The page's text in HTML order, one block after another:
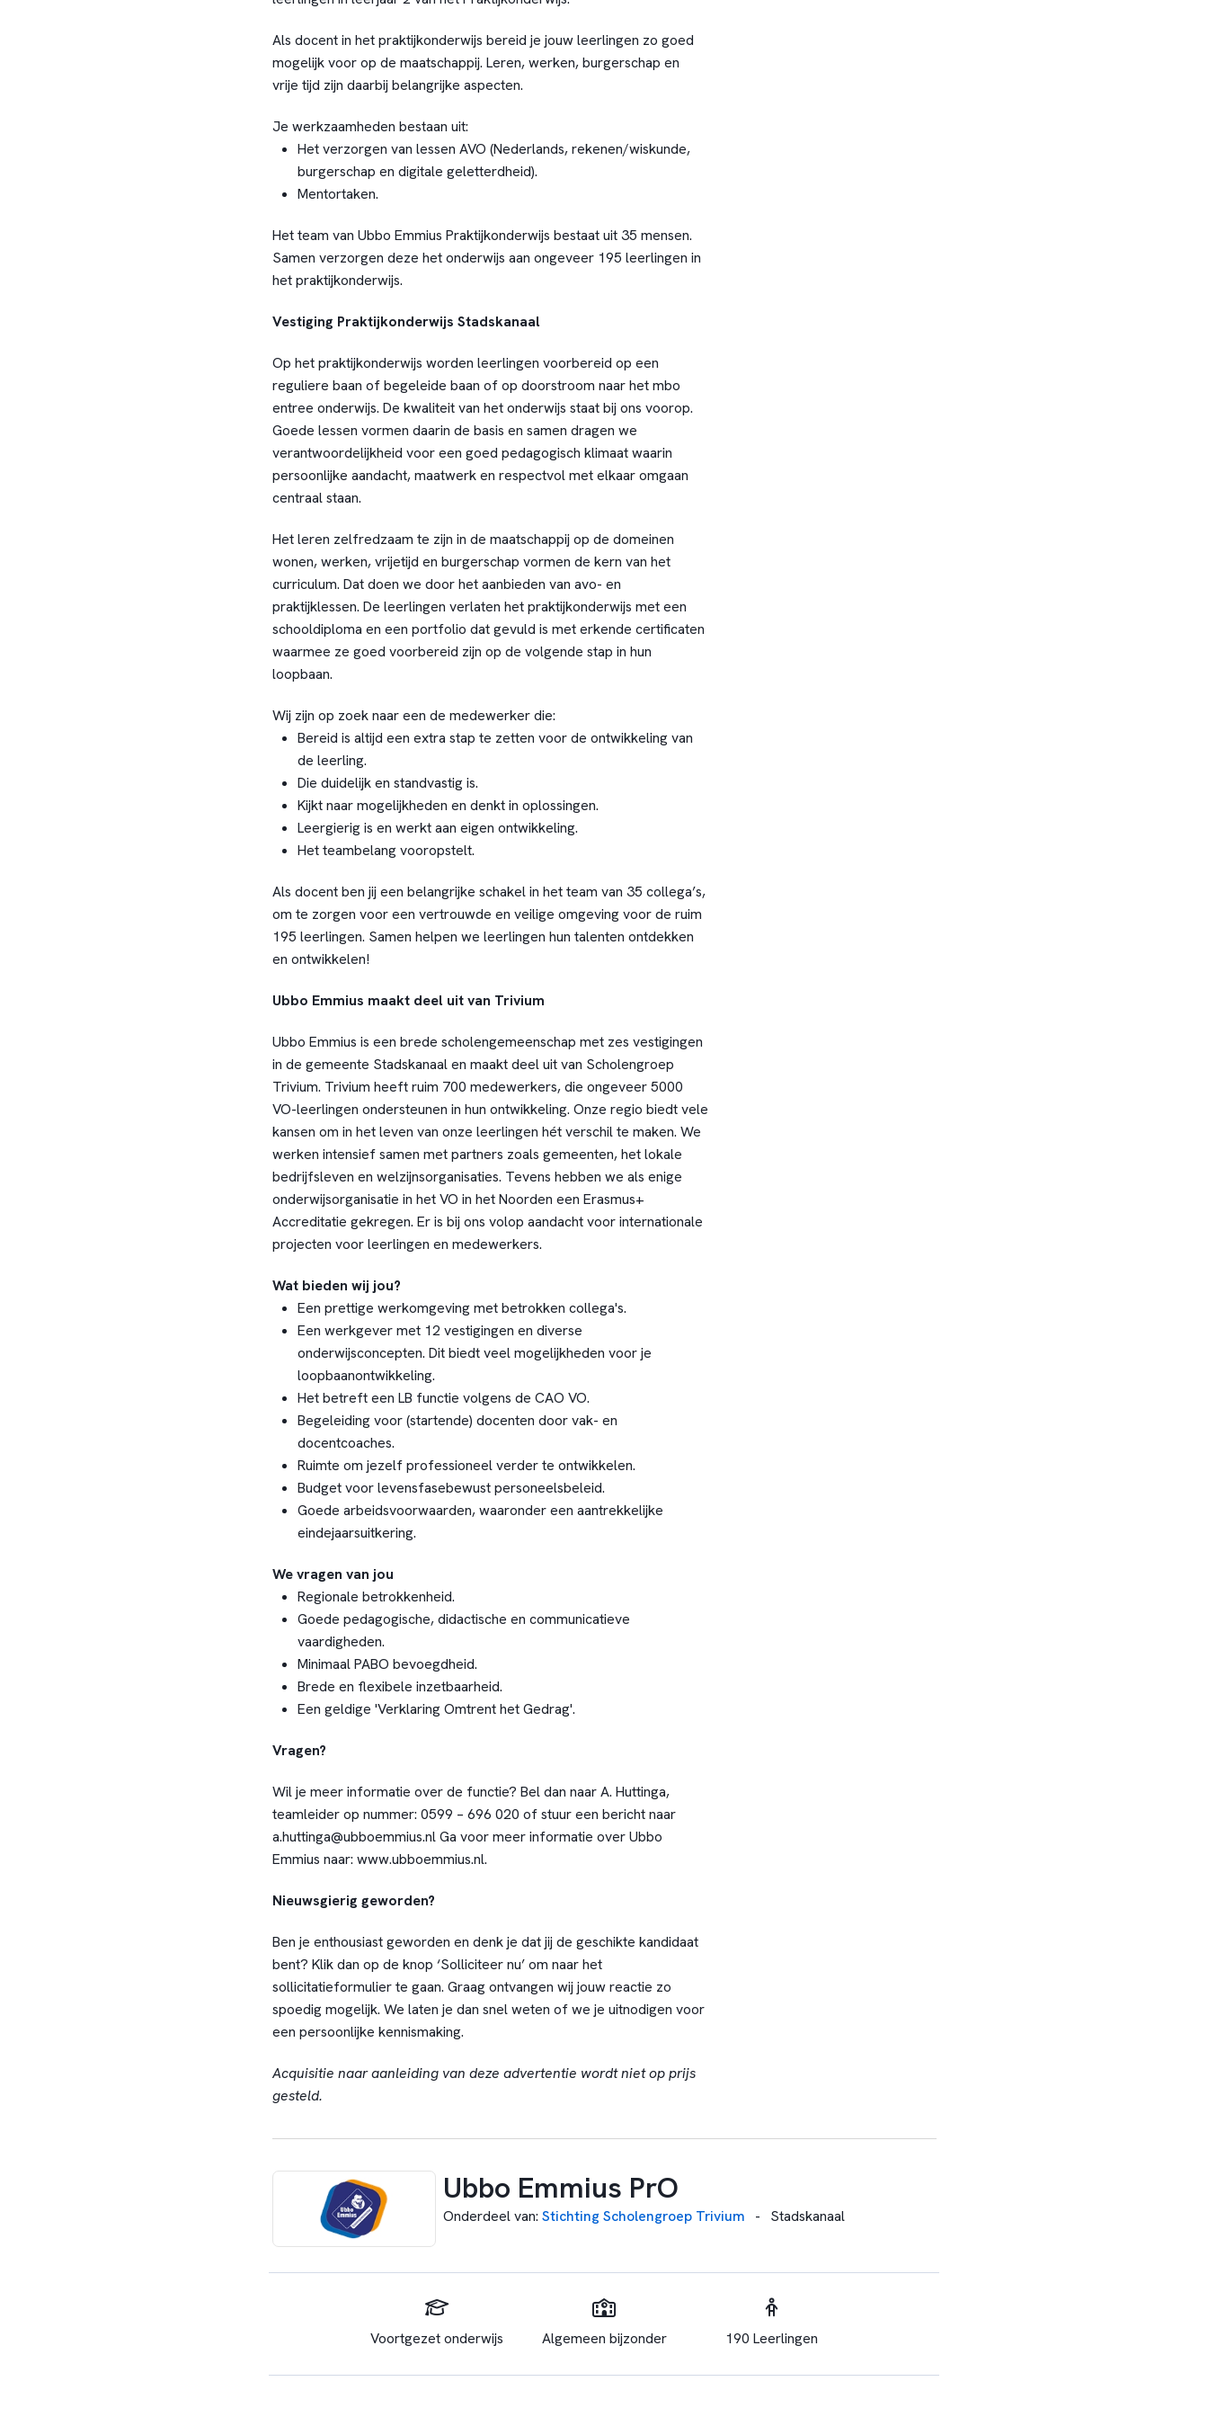
Als docent in het praktijkonderwijs bereid je jouw leerlingen zo goed
mogelijk voor op de maatschappij. Leren, werken, burgerschap en
vrije tijd zijn daarbij belangrijke aspecten.
Je werkzaamheden bestaan uit:
Het verzorgen van lessen AVO (Nederlands, rekenen/wiskunde,
burgerschap en digitale geletterdheid).
Mentortaken.
Het team van Ubbo Emmius Praktijkonderwijs bestaat uit 35 mensen.
Samen verzorgen deze het onderwijs aan ongeveer 195 leerlingen in
het praktijkonderwijs.
Vestiging Praktijkonderwijs Stadskanaal
Op het praktijkonderwijs worden leerlingen voorbereid op een
reguliere baan of begeleide baan of op doorstroom naar het mbo
entree onderwijs. De kwaliteit van het onderwijs staat bij ons voorop.
Goede lessen vormen daarin de basis en samen dragen we
verantwoordelijkheid voor een goed pedagogisch klimaat waarin
persoonlijke aandacht, maatwerk en respectvol met elkaar omgaan
centraal staan.
Het leren zelfredzaam te zijn in de maatschappij op de domeinen
wonen, werken, vrijetijd en burgerschap vormen de kern van het
curriculum. Dat doen we door het aanbieden van avo- en
praktijklessen. De leerlingen verlaten het praktijkonderwijs met een
schooldiploma en een portfolio dat gevuld is met erkende certificaten
waarmee ze goed voorbereid zijn op de volgende stap in hun
loopbaan.
Wij zijn op zoek naar een de medewerker die:
Bereid is altijd een extra stap te zetten voor de ontwikkeling van
de leerling.
Die duidelijk en standvastig is.
Kijkt naar mogelijkheden en denkt in oplossingen.
Leergierig is en werkt aan eigen ontwikkeling.
Het teambelang vooropstelt.
Als docent ben jij een belangrijke schakel in het team van 35 collega’s,
om te zorgen voor een vertrouwde en veilige omgeving voor de ruim
195 leerlingen. Samen helpen we leerlingen hun talenten ontdekken
en ontwikkelen!
Ubbo Emmius maakt deel uit van Trivium
Ubbo Emmius is een brede scholengemeenschap met zes vestigingen
in de gemeente Stadskanaal en maakt deel uit van Scholengroep
Trivium. Trivium heeft ruim 700 medewerkers, die ongeveer 5000
VO-leerlingen ondersteunen in hun ontwikkeling. Onze regio biedt vele
kansen om in het leven van onze leerlingen hét verschil te maken. We
werken intensief samen met partners zoals gemeenten, het lokale
bedrijfsleven en welzijnsorganisaties. Tevens hebben we als enige
onderwijsorganisatie in het VO in het Noorden een Erasmus+
Accreditatie gekregen. Er is bij ons volop aandacht voor internationale
projecten voor leerlingen en medewerkers.
Wat bieden wij jou?
Een prettige werkomgeving met betrokken collega's.
Een werkgever met 12 vestigingen en diverse
onderwijsconcepten. Dit biedt veel mogelijkheden voor je
loopbaanontwikkeling.
Het betreft een LB functie volgens de CAO VO.
Begeleiding voor (startende) docenten door vak- en
docentcoaches.
Ruimte om jezelf professioneel verder te ontwikkelen.
Budget voor levensfasebewust personeelsbeleid.
Goede arbeidsvoorwaarden, waaronder een aantrekkelijke
eindejaarsuitkering.
We vragen van jou
Regionale betrokkenheid.
Goede pedagogische, didactische en communicatieve
vaardigheden.
Minimaal PABO bevoegdheid.
Brede en flexibele inzetbaarheid.
Een geldige 'Verklaring Omtrent het Gedrag'.
Vragen?
Wil je meer informatie over de functie? Bel dan naar A. Huttinga,
teamleider op nummer: 0599 – 696 020 of stuur een bericht naar
a.huttinga@ubboemmius.nl Ga voor meer informatie over Ubbo
Emmius naar: www.ubboemmius.nl.
Nieuwsgierig geworden?
Ben je enthousiast geworden en denk je dat jij de geschikte kandidaat
bent? Klik dan op de knop ‘Solliciteer nu’ om naar het
sollicitatieformulier te gaan. Graag ontvangen wij jouw reactie zo
spoedig mogelijk. We laten je dan snel weten of we je uitnodigen voor
een persoonlijke kennismaking.
Acquisitie naar aanleiding van deze advertentie wordt niet op prijs
gesteld.
Ubbo Emmius PrO
Onderdeel van: Stichting Scholengroep Trivium - Stadskanaal
Voortgezet onderwijs Algemeen bijzonder 190 Leerlingen